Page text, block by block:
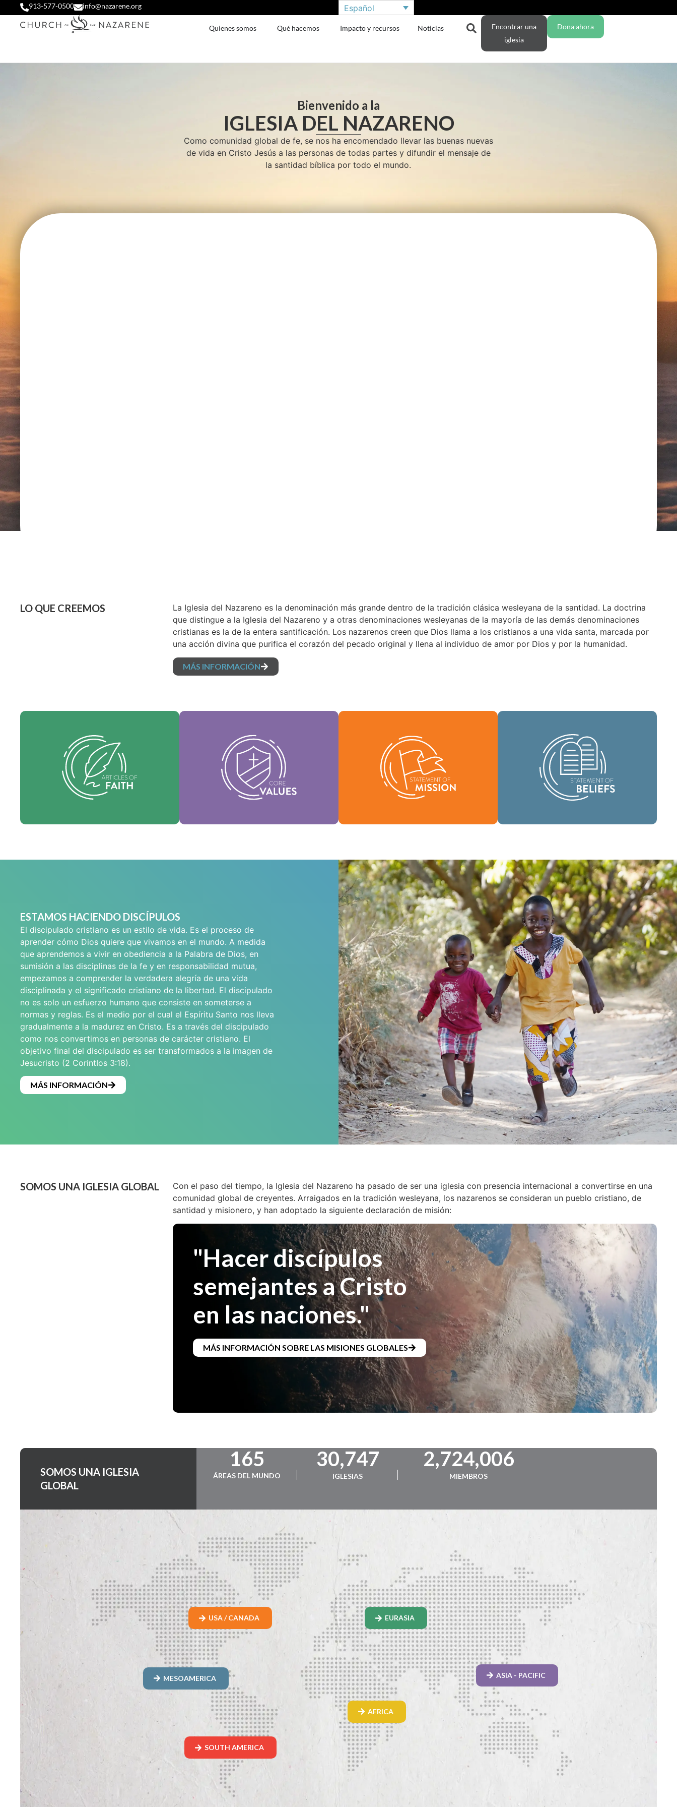
913-577-0500 info@nazarene.org Español
Quienes somos Qué hacemos Impacto y recursos Noticias
Encontrar una
iglesia
Dona ahora
Bienvenido a la
IGLESIA DEL NAZARENO
Como comunidad global de fe, se nos ha encomendado llevar las buenas nuevas
de vida en Cristo Jesús a las personas de todas partes y difundir el mensaje de
la santidad bíblica por todo el mundo.
LO QUE CREEMOS
La Iglesia del Nazareno es la denominación más grande dentro de la tradición clásica wesleyana de la santidad. La doctrina
que distingue a la Iglesia del Nazareno y a otras denominaciones wesleyanas de la mayoría de las demás denominaciones
cristianas es la de la entera santificación. Los nazarenos creen que Dios llama a los cristianos a una vida santa, marcada por
una acción divina que purifica el corazón del pecado original y llena al individuo de amor por Dios y por la humanidad.
MÁS INFORMACIÓN
Nuestros Artículos de fe son nuestras
creencias fundamentales y establecen
las verdades esenciales que guían cada
área de práctica.
Fe
constituyen la esencia de nuestra
identidad, respaldan la visión de
nuestra denominación y ayudan a dar
forma a nuestra cultura.
Valores
Nuestra Declaración de Misión define
quiénes somos, por qué existimos y
nuestra razón de ser.
Misión
ha encomendado llevar las buenas
nuevas de vida en Cristo Jesús a las
personas de todas partes y difundir el
mensaje de la santidad bíblica por todo
el mundo.
ESTAMOS HACIENDO DISCÍPULOS
El discipulado cristiano es un estilo de vida. Es el proceso de
aprender cómo Dios quiere que vivamos en el mundo. A medida
que aprendemos a vivir en obediencia a la Palabra de Dios, en
sumisión a las disciplinas de la fe y en responsabilidad mutua,
empezamos a comprender la verdadera alegría de una vida
disciplinada y el significado cristiano de la libertad. El discipulado
no es solo un esfuerzo humano que consiste en someterse a
normas y reglas. Es el medio por el cual el Espíritu Santo nos lleva
gradualmente a la madurez en Cristo. Es a través del discipulado
como nos convertimos en personas de carácter cristiano. El
objetivo final del discipulado es ser transformados a la imagen de
Jesucristo (2 CorintIos 3:18).
MÁS INFORMACIÓN
SOMOS UNA IGLESIA GLOBAL
Con el paso del tiempo, la Iglesia del Nazareno ha pasado de ser una iglesia con presencia internacional a convertirse en una
comunidad global de creyentes. Arraigados en la tradición wesleyana, los nazarenos se consideran un pueblo cristiano, de
santidad y misionero, y han adoptado la siguiente declaración de misión:
"Hacer discípulos
semejantes a Cristo
en las naciones."
MÁS INFORMACIÓN SOBRE LAS MISIONES GLOBALES
SOMOS UNA IGLESIA
GLOBAL
165
ÁREAS DEL MUNDO
30,747
IGLESIAS
2,724,006
MIEMBROS
USA / CANADA
MESOAMERICA
SOUTH AMERICA
EURASIA
AFRICA
ASIA - PACIFIC